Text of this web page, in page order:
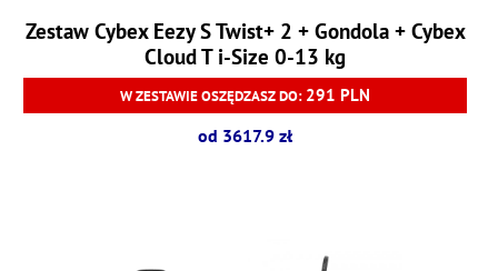
Zestaw Cybex Eezy S Twist+ 2 + Gondola + Cybex
Cloud T i-Size 0-13 kg
W ZESTAWIE OSZĘDZASZ DO: 291 PLN
od 3617.9 zł